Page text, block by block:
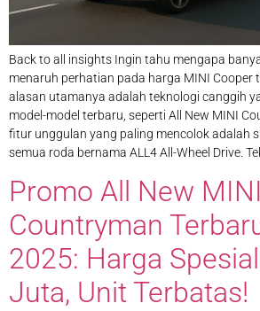
Back to all insights Ingin tahu mengapa
menaruh perhatian pada harga MINI Cooper
alasan utamanya adalah teknologi canggih
model-model terbaru, seperti All New MINI
fitur unggulan yang paling mencolok adalah
semua roda bernama ALL4 All-Wheel Drive.
Promo All New MINI
Countryman
2025: Harga
Juta, Unit Terbatas!